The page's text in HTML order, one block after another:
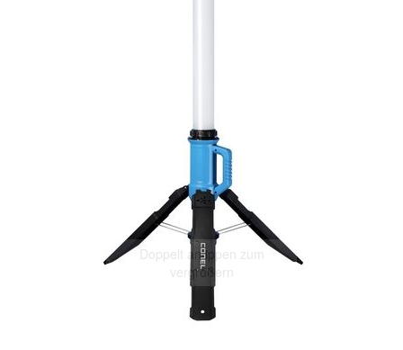
Doppelt antippen zum
vergrößern